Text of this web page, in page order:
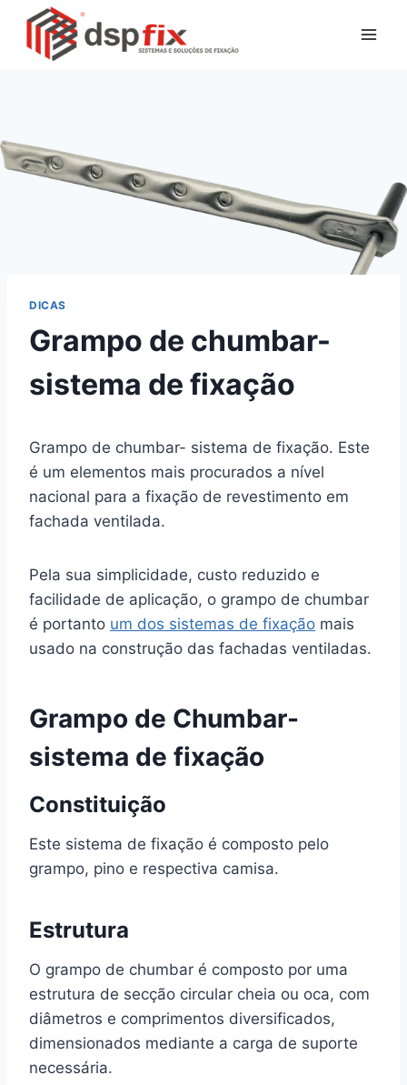
DICAS
Grampo de chumbar-
sistema de fixação
Grampo de chumbar- sistema de fixação. Este
é um elementos mais procurados a nível
nacional para a fixação de revestimento em
fachada ventilada.
Pela sua simplicidade, custo reduzido e
facilidade de aplicação, o grampo de chumbar
é portanto um dos sistemas de fixação mais
usado na construção das fachadas ventiladas.
Grampo de Chumbar-
sistema de fixação
Constituição
Este sistema de fixação é composto pelo
grampo, pino e respectiva camisa.
Estrutura
O grampo de chumbar é composto por uma
estrutura de secção circular cheia ou oca, com
diâmetros e comprimentos diversificados,
dimensionados mediante a carga de suporte
necessária.